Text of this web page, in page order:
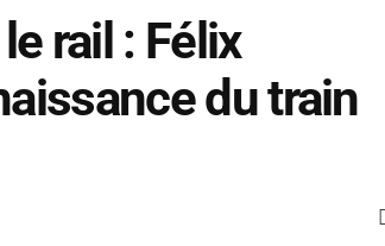
rail : Félix
du train